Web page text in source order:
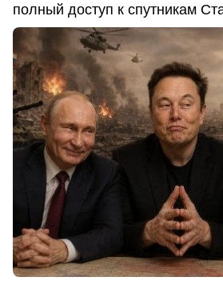
полный доступ к спутникам